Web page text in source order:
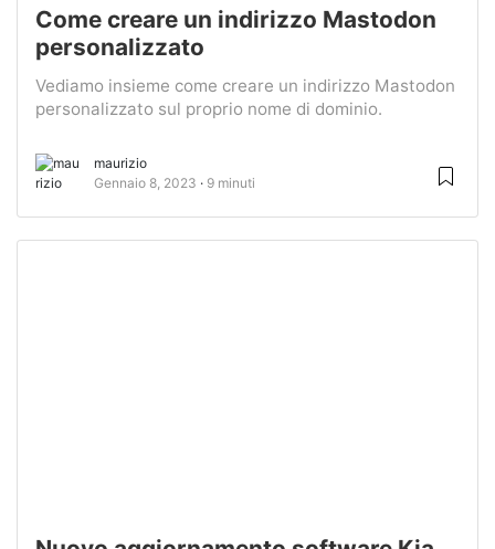
Come creare un indirizzo Mastodon
personalizzato
Vediamo insieme come creare un indirizzo Mastodon
personalizzato sul proprio nome di dominio.
maurizio
Gennaio 8, 2023
9 minuti